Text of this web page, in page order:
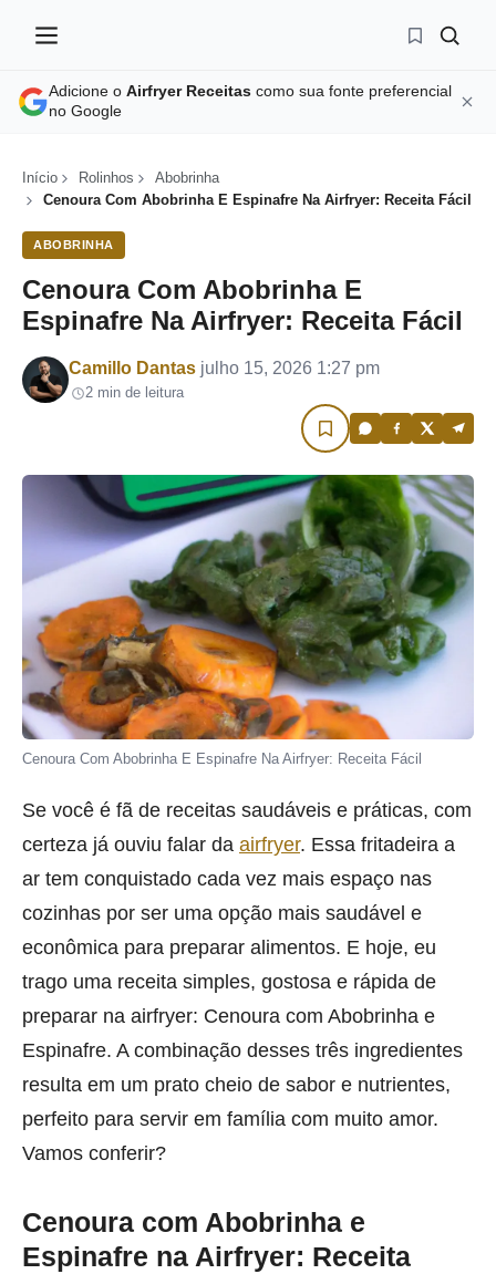
Adicione o Airfryer Receitas como sua fonte preferencial
no Google
Início Rolinhos
Abobrinha
Cenoura Com Abobrinha E Espinafre Na Airfryer: Receita Fácil
ABOBRINHA
Cenoura Com Abobrinha E
Espinafre Na Airfryer: Receita Fácil
Por
Camillo Dantas julho 15, 2026 1:27 pm
2 min de leitura
Cenoura Com Abobrinha E Espinafre Na Airfryer: Receita Fácil
Se você é fã de receitas saudáveis e práticas, com
certeza já ouviu falar da airfryer. Essa fritadeira a
ar tem conquistado cada vez mais espaço nas
cozinhas por ser uma opção mais saudável e
econômica para preparar alimentos. E hoje, eu
trago uma receita simples, gostosa e rápida de
preparar na airfryer: Cenoura com Abobrinha e
Espinafre. A combinação desses três ingredientes
resulta em um prato cheio de sabor e nutrientes,
perfeito para servir em família com muito amor.
Vamos conferir?
Cenoura com Abobrinha e
Espinafre na Airfryer: Receita